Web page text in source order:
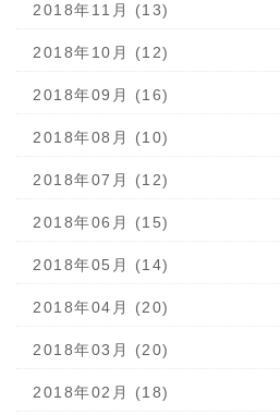
2018年11月 (13)
2018年10月 (12)
2018年09月 (16)
2018年08月 (10)
2018年07月 (12)
2018年06月 (15)
2018年05月 (14)
2018年04月 (20)
2018年03月 (20)
2018年02月 (18)